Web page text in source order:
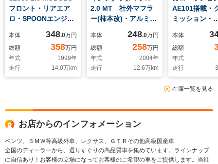
フロント・リアエア
ロ・SPOONエンジン
ー・タイプSシフトレ
バー
本体 348.0万円
総額
358万円
年式
1999年
走行
14.0万km
2.0 MT 社外マフラ
ー(柿本改)・アルミラ
キンMOMOステアリ
ング・メーター・純正
RECAROシート・純
正ブレンボキャリパ
ー・社外ナビ
本体 248.0万円
総額
258万円
年式
2004年
走行
12.6万km
AE101搭載・
ミッション・
ル・FRPボン
ロールケージ
アロ・社外ウ
バケットシー
メーター・
本体
総額
年式
走行
在庫一覧を見る
お店からのインフォメーション
ベンツ、ＢＭＷ等高級外車、レクサス、ＧＴＲその他高級国産車
全国のディーラーから、選りすぐりの高品質車を集めています。ラインナップ
に自信あり！お客様の立場になってお客様のご希望の車をご提供します。当社